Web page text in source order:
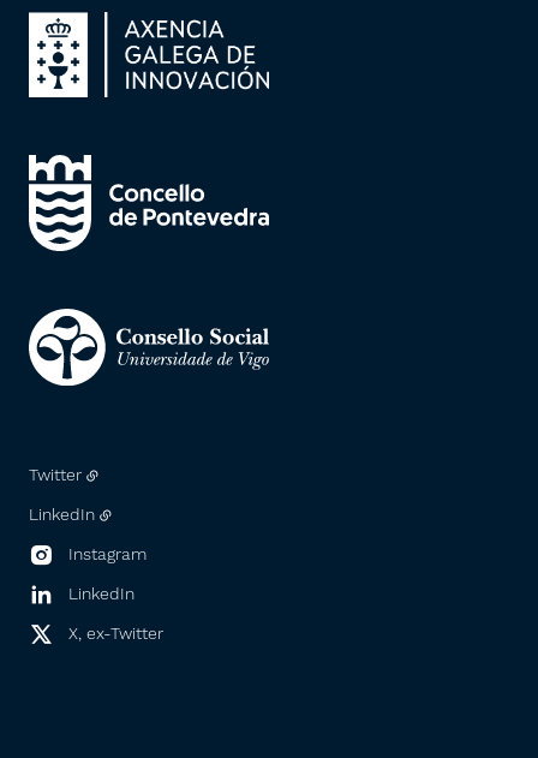
Twitter
LinkedIn
Instagram
LinkedIn
X, ex-Twitter